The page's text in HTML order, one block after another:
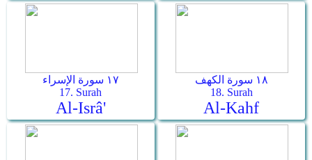
١٧ سورة الإسراء
17. Surah
Al-Isrâ'
١٨ سورة الكهف
18. Surah
Al-Kahf